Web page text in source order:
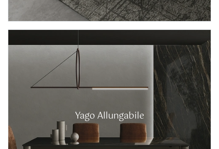
Yago Allungabile